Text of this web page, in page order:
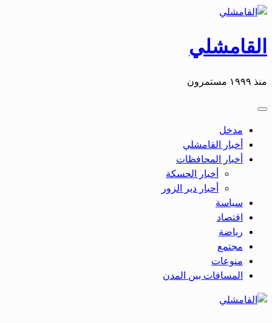
التخطي
المحتوى
القامشلي
منذ ١٩٩٩ مستمرون
مدخل
أخبار القامشلي
أخبار المحافظات
أخبار الحسكة
أحبار دير الزور
سياسة
اقتصاد
رياضة
مجتمع
منوعات
المسافات بين المدن